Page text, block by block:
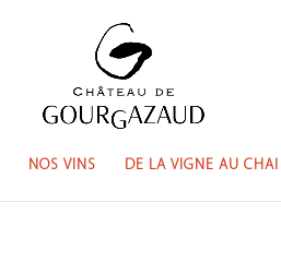
NOS VINS DE LA VIGNE AU CHAI